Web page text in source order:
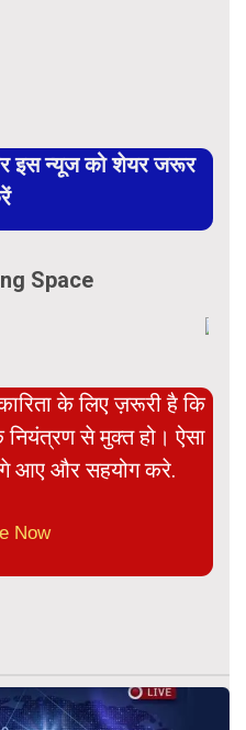
इस न्यूज को शेयर जरूर
Space
के लिए ज़रूरी है कि
नियंत्रण से मुक्त हो। ऐसा
आए और सहयोग करे.
Now